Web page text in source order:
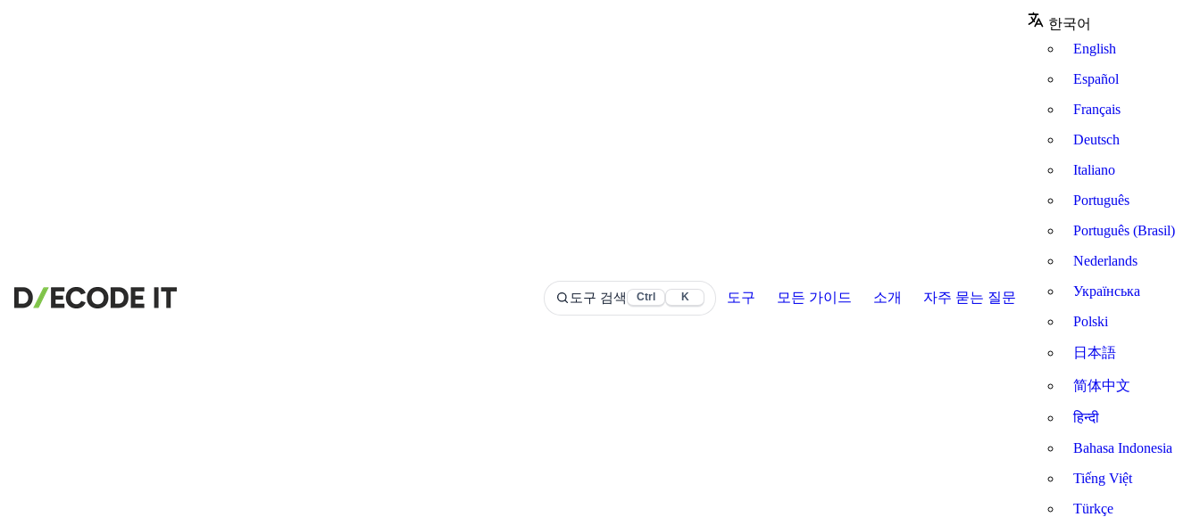
도구 검색 Ctrl K 도구 모든 가이드 소개 자주 묻는 질문
한국어
English
Español
Français
Deutsch
Italiano
Português
Português (Brasil)
Nederlands
Українська
Polski
日本語
简体中文
हिन्दी
Bahasa Indonesia
Tiếng Việt
Türkçe